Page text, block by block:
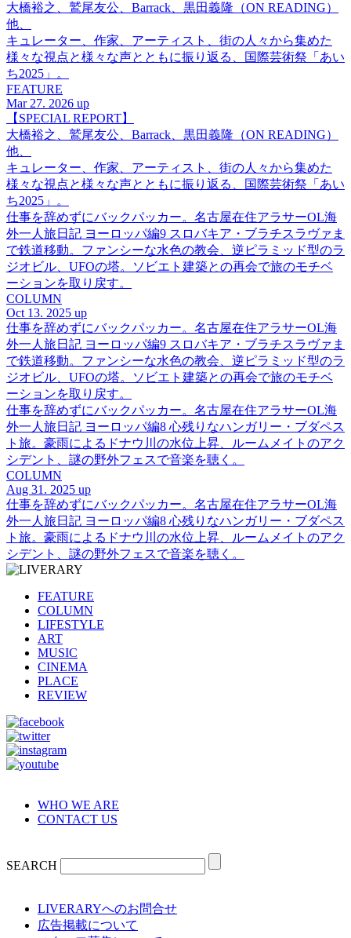
大橋裕之、鷲尾友公、Barrack、黒田義隆（ON READING）
他、
キュレーター、作家、アーティスト、街の人々から集めた
様々な視点と様々な声とともに振り返る、国際芸術祭「あい
ち2025」。
FEATURE
Mar 27. 2026 up
【SPECIAL REPORT】
大橋裕之、鷲尾友公、Barrack、黒田義隆（ON READING）
他、
キュレーター、作家、アーティスト、街の人々から集めた
様々な視点と様々な声とともに振り返る、国際芸術祭「あい
ち2025」。
仕事を辞めずにバックパッカー。名古屋在住アラサーOL海
外一人旅日記 ヨーロッパ編9 スロバキア・ブラチスラヴァま
で鉄道移動。ファンシーな水色の教会、逆ピラミッド型のラ
ジオビル、UFOの塔。ソビエト建築との再会で旅のモチベ
ーションを取り戻す。
COLUMN
Oct 13. 2025 up
仕事を辞めずにバックパッカー。名古屋在住アラサーOL海
外一人旅日記 ヨーロッパ編9 スロバキア・ブラチスラヴァま
で鉄道移動。ファンシーな水色の教会、逆ピラミッド型のラ
ジオビル、UFOの塔。ソビエト建築との再会で旅のモチベ
ーションを取り戻す。
仕事を辞めずにバックパッカー。名古屋在住アラサーOL海
外一人旅日記 ヨーロッパ編8 心残りなハンガリー・ブダペス
ト旅。豪雨によるドナウ川の水位上昇、ルームメイトのアク
シデント、謎の野外フェスで音楽を聴く。
COLUMN
Aug 31. 2025 up
仕事を辞めずにバックパッカー。名古屋在住アラサーOL海
外一人旅日記 ヨーロッパ編8 心残りなハンガリー・ブダペス
ト旅。豪雨によるドナウ川の水位上昇、ルームメイトのアク
シデント、謎の野外フェスで音楽を聴く。
FEATURE
COLUMN
LIFESTYLE
ART
MUSIC
CINEMA
PLACE
REVIEW
WHO WE ARE
CONTACT US
SEARCH
LIVERARYへのお問合せ
広告掲載について